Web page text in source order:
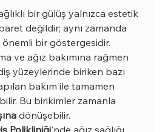
bir gülüş yalnızca estetik
değildir; aynı zamanda
önemli bir göstergesidir.
ve ağız bakımına rağmen
yüzeylerinde biriken bazı
bakım ile tamamen
Bu birikimler zamanla
dönüşebilir.